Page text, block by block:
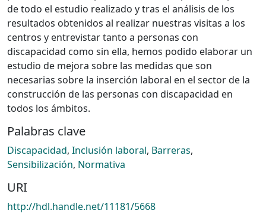
de todo el estudio realizado y tras el análisis de los
resultados obtenidos al realizar nuestras visitas a los
centros y entrevistar tanto a personas con
discapacidad como sin ella, hemos podido elaborar un
estudio de mejora sobre las medidas que son
necesarias sobre la inserción laboral en el sector de la
construcción de las personas con discapacidad en
todos los ámbitos.
Palabras clave
Discapacidad, Inclusión laboral, Barreras,
Sensibilización, Normativa
URI
http://hdl.handle.net/11181/5668